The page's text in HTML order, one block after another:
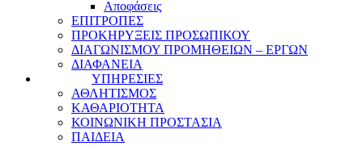
Αποφάσεις
ΕΠΙΤΡΟΠΕΣ
ΠΡΟΚΗΡΥΞΕΙΣ ΠΡΟΣΩΠΙΚΟΥ
ΔΙΑΓΩΝΙΣΜΟΥ ΠΡΟΜΗΘΕΙΩΝ – ΕΡΓΩΝ
ΔΙΑΦΑΝΕΙΑ
ΥΠΗΡΕΣΙΕΣ
ΑΘΛΗΤΙΣΜΟΣ
ΚΑΘΑΡΙΟΤΗΤΑ
ΚΟΙΝΩΝΙΚΗ ΠΡΟΣΤΑΣΙΑ
ΠΑΙΔΕΙΑ